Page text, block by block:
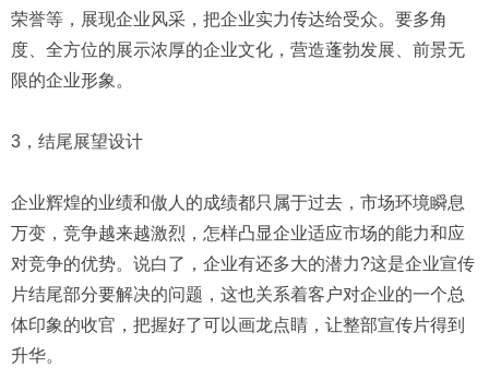
荣誉等，展现企业风采，把企业实力传达给受众。要多角
度、全方位的展示浓厚的企业文化，营造蓬勃发展、前景无
限的企业形象。
3，结尾展望设计
企业辉煌的业绩和傲人的成绩都只属于过去，市场环境瞬息
万变，竞争越来越激烈，怎样凸显企业适应市场的能力和应
对竞争的优势。说白了，企业有还多大的潜力?这是企业宣传
片结尾部分要解决的问题，这也关系着客户对企业的一个总
体印象的收官，把握好了可以画龙点睛，让整部宣传片得到
升华。